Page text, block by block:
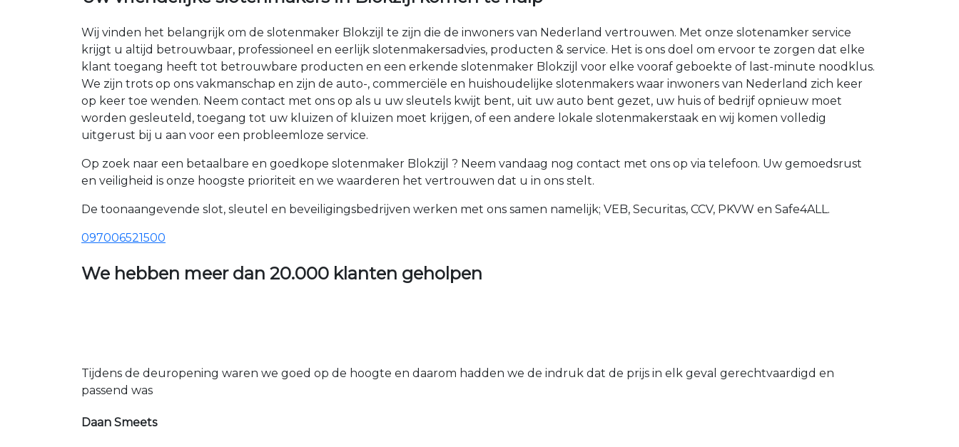
Wij vinden het belangrijk om de slotenmaker Blokzijl te zijn die de inwoners van Nederland vertrouwen. Met onze slotenamker service
krijgt u altijd betrouwbaar, professioneel en eerlijk slotenmakersadvies, producten & service. Het is ons doel om ervoor te zorgen dat elke
klant toegang heeft tot betrouwbare producten en een erkende slotenmaker Blokzijl voor elke vooraf geboekte of last-minute noodklus.
We zijn trots op ons vakmanschap en zijn de auto-, commerciële en huishoudelijke slotenmakers waar inwoners van Nederland zich keer
op keer toe wenden. Neem contact met ons op als u uw sleutels kwijt bent, uit uw auto bent gezet, uw huis of bedrijf opnieuw moet
worden gesleuteld, toegang tot uw kluizen of kluizen moet krijgen, of een andere lokale slotenmakerstaak en wij komen volledig
uitgerust bij u aan voor een probleemloze service.
Op zoek naar een betaalbare en goedkope slotenmaker Blokzijl ? Neem vandaag nog contact met ons op via telefoon. Uw gemoedsrust
en veiligheid is onze hoogste prioriteit en we waarderen het vertrouwen dat u in ons stelt.
De toonaangevende slot, sleutel en beveiligingsbedrijven werken met ons samen namelijk; VEB, Securitas, CCV, PKVW en Safe4ALL.
097006521500
We hebben meer dan 20.000 klanten geholpen
Tijdens de deuropening waren we goed op de hoogte en daarom hadden we de indruk dat de prijs in elk geval gerechtvaardigd en
passend was
Daan Smeets